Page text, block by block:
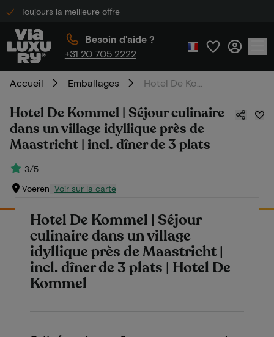
Toujours la meilleure offre
Besoin d'aide ?
+31 20 705 2222
Accueil Emballages
Hotel De Kommel | Séjour culinaire
dans un village idyllique près de
Maastricht | incl. dîner de 3 plats
3/5
Voeren Voir sur la carte
Hotel De Kommel | Séjour
culinaire dans un village
idyllique près de Maastricht |
incl. dîner de 3 plats | Hotel De
Kommel